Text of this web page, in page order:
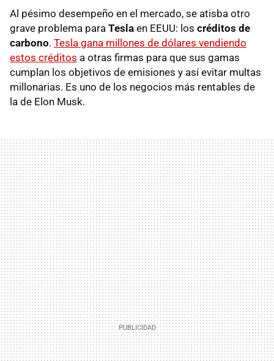
Al pésimo desempeño en el mercado, se atisba otro
grave problema para Tesla en EEUU: los créditos de
carbono. Tesla gana millones de dólares vendiendo
estos créditos a otras firmas para que sus gamas
cumplan los objetivos de emisiones y así evitar multas
millonarias. Es uno de los negocios más rentables de
la de Elon Musk.